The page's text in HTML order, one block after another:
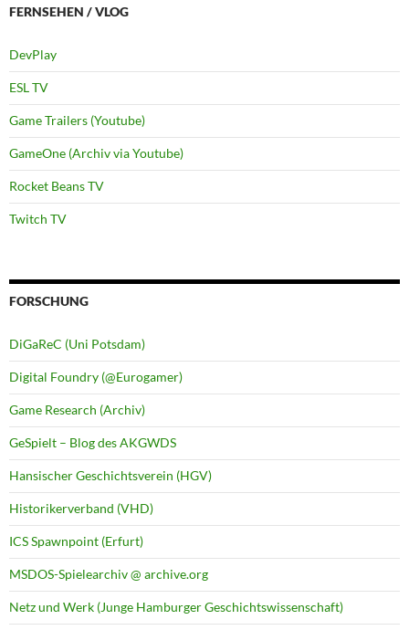
FERNSEHEN / VLOG
DevPlay
ESL TV
Game Trailers (Youtube)
GameOne (Archiv via Youtube)
Rocket Beans TV
Twitch TV
FORSCHUNG
DiGaReC (Uni Potsdam)
Digital Foundry (@Eurogamer)
Game Research (Archiv)
GeSpielt – Blog des AKGWDS
Hansischer Geschichtsverein (HGV)
Historikerverband (VHD)
ICS Spawnpoint (Erfurt)
MSDOS-Spielearchiv @ archive.org
Netz und Werk (Junge Hamburger Geschichtswissenschaft)